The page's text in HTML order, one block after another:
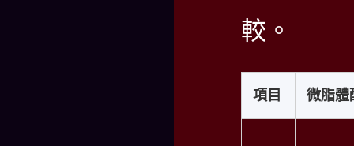
較。
項目 微脂體